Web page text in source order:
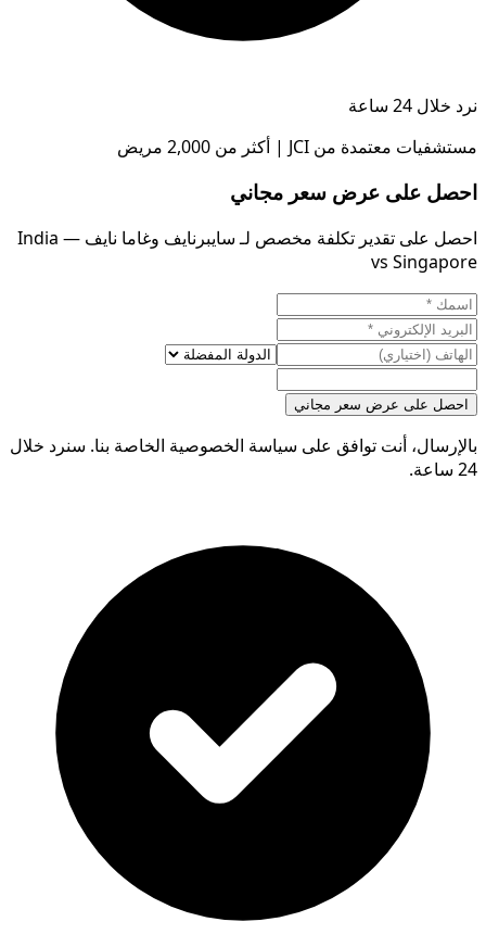
نرد خلال 24 ساعة
مستشفيات معتمدة من JCI | أكثر من 2,000 مريض
احصل على عرض سعر مجاني
احصل على تقدير تكلفة مخصص لـ سايبرنايف وغاما نايف — India
vs Singapore
احصل على عرض سعر مجاني
بالإرسال، أنت توافق على سياسة الخصوصية الخاصة بنا. سنرد خلال
24 ساعة.